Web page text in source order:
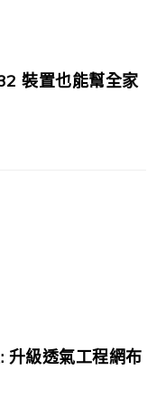
裝置也能幫全家
級透氣工程網布